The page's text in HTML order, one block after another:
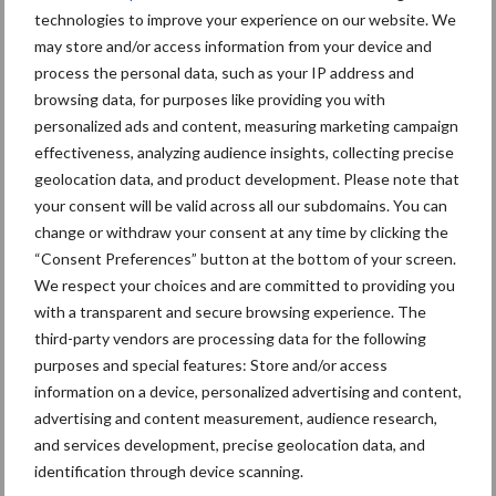
technologies to improve your experience on our website. We
may store and/or access information from your device and
process the personal data, such as your IP address and
browsing data, for purposes like providing you with
personalized ads and content, measuring marketing campaign
effectiveness, analyzing audience insights, collecting precise
geolocation data, and product development. Please note that
your consent will be valid across all our subdomains. You can
change or withdraw your consent at any time by clicking the
“Consent Preferences” button at the bottom of your screen.
We respect your choices and are committed to providing you
with a transparent and secure browsing experience. The
third-party vendors are processing data for the following
purposes and special features: Store and/or access
information on a device, personalized advertising and content,
advertising and content measurement, audience research,
and services development, precise geolocation data, and
identification through device scanning.
Caterpillar breidt gamma elektrische bulldozers uit
Komatsu HM460-6 knikdumper legt lat opnieuw hoger
Nieuwe compacte gedragen pootcombinatie van AVR
Recente reacties
herfst
Bart PersoonopFendt kondigt nieuwe trekker aan deze
herfst
Edward Bakker opMijn trekker: Case IH Magnum 7250
PRO van Donaat Croes
Danny HoerensopLoonwerker in beeld: Landbouwwerken
Hoerens (Zottegem)